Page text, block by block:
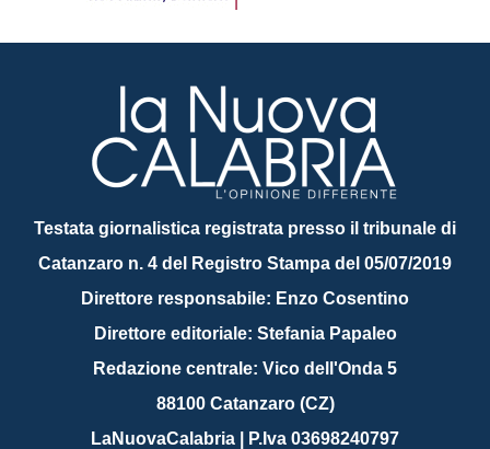
Testata giornalistica registrata presso il tribunale di
Catanzaro n. 4 del Registro Stampa del 05/07/2019
Direttore responsabile: Enzo Cosentino
Direttore editoriale: Stefania Papaleo
Redazione centrale: Vico dell'Onda 5
88100 Catanzaro (CZ)
LaNuovaCalabria | P.Iva 03698240797